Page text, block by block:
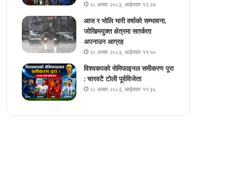
२८ असार २०८३, आईतवार १२:२४
आज र भोलि भारी वर्षाको सम्भावना,
जोखिमयुक्त क्षेत्रमा सतर्कता
अपनाउन आग्रह
२८ असार २०८३, आईतवार ११:५०
विश्वकपको सेमिफाइनल समीकरण पूरा
: चारवटै टोली पूर्वविजेता
२८ असार २०८३, आईतवार ११:३६